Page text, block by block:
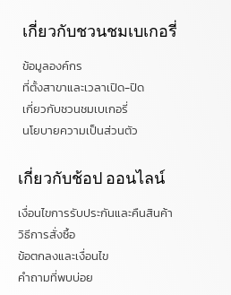
เกี่ยวกับชวนชมเบเกอรี่
ข้อมูลองค์กร
ที่ตั้งสาขาและเวลาเปิด-ปิด
เกี่ยวกับชวนชมเบเกอรี่
นโยบายความเป็นส่วนตัว
เกี่ยวกับช้อป ออนไลน์
เงื่อนไขการรับประกันและคืนสินค้า
วิธีการสั่งซื้อ
ข้อตกลงและเงื่อนไข
คำถามที่พบบ่อย